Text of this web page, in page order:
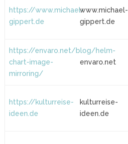
https://www.michael-
gippert.de
www.michael-
gippert.de
https://envaro.net/blog/helm-
chart-image-
mirroring/
envaro.net
https://kulturreise-
ideen.de
kulturreise-
ideen.de